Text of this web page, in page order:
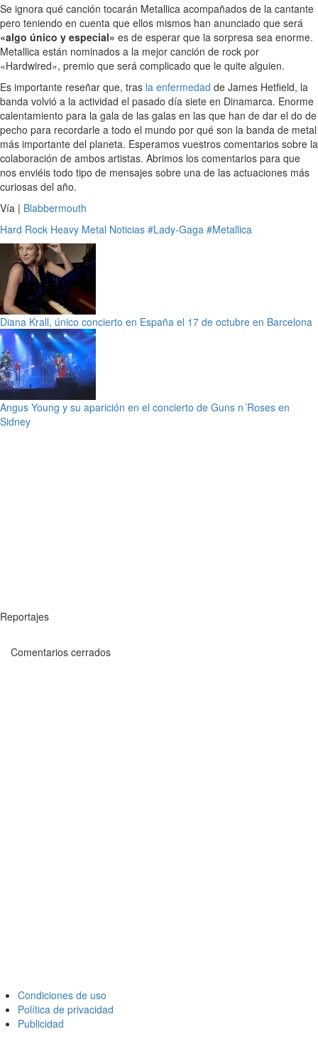
Se ignora qué canción tocarán Metallica acompañados de la cantante
pero teniendo en cuenta que ellos mismos han anunciado que será
«algo único y especial» es de esperar que la sorpresa sea enorme.
Metallica están nominados a la mejor canción de rock por
«Hardwired», premio que será complicado que le quite alguien.
Es importante reseñar que, tras la enfermedad de James Hetfield, la
banda volvió a la actividad el pasado día siete en Dinamarca. Enorme
calentamiento para la gala de las galas en las que han de dar el do de
pecho para recordarle a todo el mundo por qué son la banda de metal
más importante del planeta. Esperamos vuestros comentarios sobre la
colaboración de ambos artistas. Abrimos los comentarios para que
nos enviéis todo tipo de mensajes sobre una de las actuaciones más
curiosas del año.
Vía | Blabbermouth
Hard Rock Heavy Metal Noticias #Lady-Gaga #Metallica
Diana Krall, único concierto en España el 17 de octubre en Barcelona
Angus Young y su aparición en el concierto de Guns n´Roses en
Sidney
Reportajes
Comentarios cerrados
Condiciones de uso
Política de privacidad
Publicidad